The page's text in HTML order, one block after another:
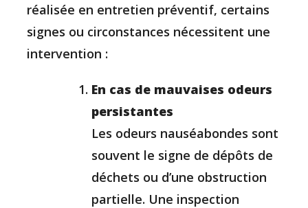
réalisée en entretien préventif, certains
signes ou circonstances nécessitent une
intervention :
En cas de mauvaises odeurs
persistantes
Les odeurs nauséabondes sont
souvent le signe de dépôts de
déchets ou d’une obstruction
partielle. Une inspection